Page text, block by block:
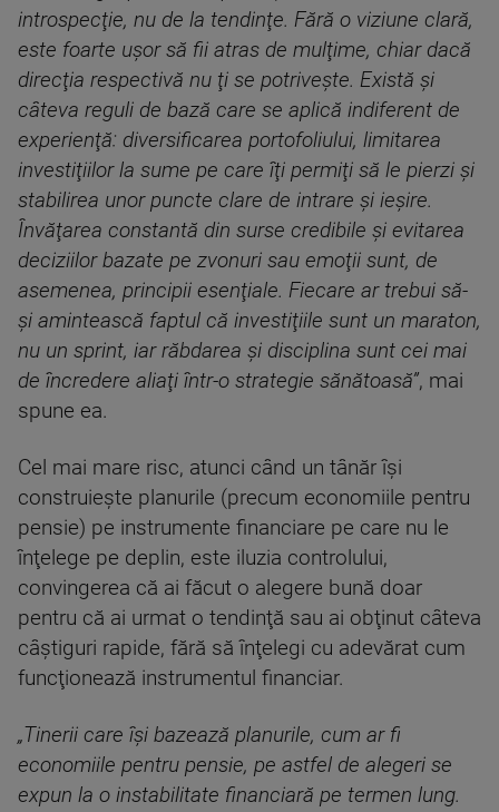
introspecţie, nu de la tendinţe. Fără o viziune clară,
este foarte uşor să fii atras de mulţime, chiar dacă
direcţia respectivă nu ţi se potriveşte. Există şi
câteva reguli de bază care se aplică indiferent de
experienţă: diversificarea portofoliului, limitarea
investiţiilor la sume pe care îţi permiţi să le pierzi şi
stabilirea unor puncte clare de intrare şi ieşire.
Învăţarea constantă din surse credibile şi evitarea
deciziilor bazate pe zvonuri sau emoţii sunt, de
asemenea, principii esenţiale. Fiecare ar trebui să-
şi amintească faptul că investiţiile sunt un maraton,
nu un sprint, iar răbdarea şi disciplina sunt cei mai
de încredere aliaţi într-o strategie sănătoasă”, mai
spune ea.
Cel mai mare risc, atunci când un tânăr îşi
construieşte planurile (precum economiile pentru
pensie) pe instrumente financiare pe care nu le
înţelege pe deplin, este iluzia controlului,
convingerea că ai făcut o alegere bună doar
pentru că ai urmat o tendinţă sau ai obţinut câteva
câştiguri rapide, fără să înţelegi cu adevărat cum
funcţionează instrumentul financiar.
„Tinerii care îşi bazează planurile, cum ar fi
economiile pentru pensie, pe astfel de alegeri se
expun la o instabilitate financiară pe termen lung.